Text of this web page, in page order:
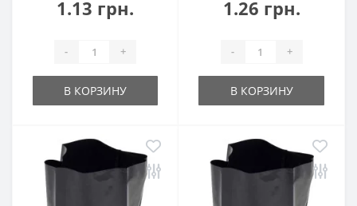
1.13 грн.
- +
В КОРЗИНУ
1.26 грн.
- +
В КОРЗИНУ